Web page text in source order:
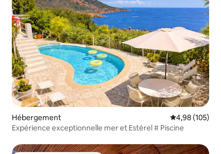
Hébergement Évaluation
4,98 (105)
Expérience exceptionnelle mer et Estérel # Piscine